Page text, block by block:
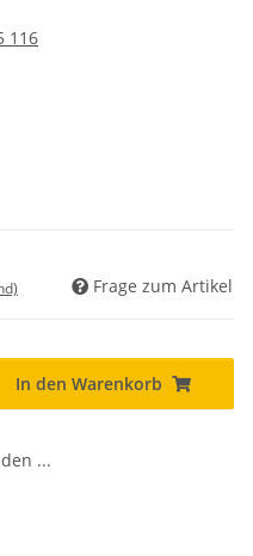
116
Frage zum Artikel
In den Warenkorb
...